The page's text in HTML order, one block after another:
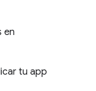
en
tu app